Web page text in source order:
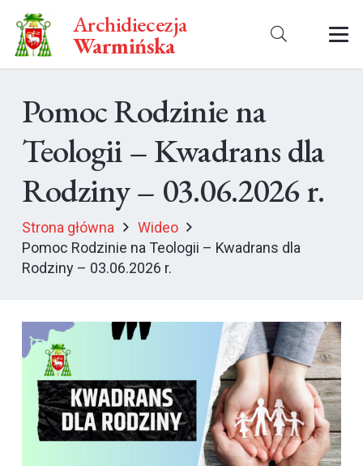
Archidiecezja
Warmińska
Pomoc Rodzinie na
Teologii – Kwadrans dla
Rodziny – 03.06.2026 r.
Strona główna
Wideo
Pomoc Rodzinie na Teologii – Kwadrans dla
Rodziny – 03.06.2026 r.